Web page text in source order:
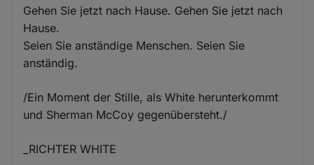
Gehen Sie jetzt nach Hause. Gehen Sie jetzt nach
Hause.
Seien Sie anständige Menschen. Seien Sie
anständig.
/Ein Moment der Stille, als White herunterkommt
und Sherman McCoy gegenübersteht./
_RICHTER WHITE